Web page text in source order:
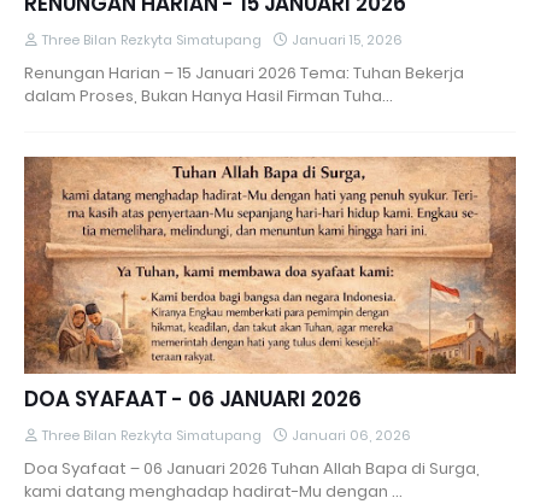
Three Bilan Rezkyta Simatupang Januari 15, 2026
Renungan Harian – 15 Januari 2026 Tema: Tuhan Bekerja
dalam Proses, Bukan Hanya Hasil Firman Tuha…
DOA SYAFAAT - 06 JANUARI 2026
Three Bilan Rezkyta Simatupang Januari 06, 2026
Doa Syafaat – 06 Januari 2026 Tuhan Allah Bapa di Surga,
kami datang menghadap hadirat-Mu dengan …